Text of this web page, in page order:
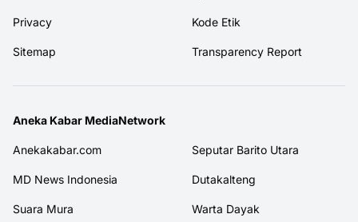
Privacy Kode Etik
Sitemap Transparency Report
Aneka Kabar MediaNetwork
Anekakabar.com Seputar Barito Utara
MD News Indonesia Dutakalteng
Suara Mura Warta Dayak